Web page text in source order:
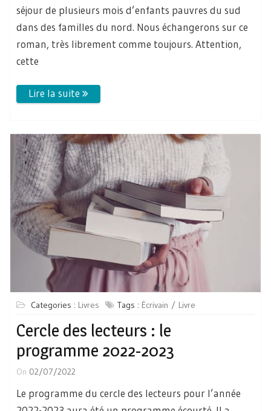
séjour de plusieurs mois d’enfants pauvres du sud
dans des familles du nord. Nous échangerons sur ce
roman, très librement comme toujours. Attention,
cette
Categories : Livres Tags : Écrivain Livre
Cercle des lecteurs : le
programme 2022-2023
On 02/07/2022
Le programme du cercle des lecteurs pour l’année